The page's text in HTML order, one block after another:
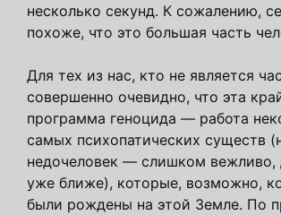
несколько секунд. К сожалению,
похоже, что это большая часть
Для тех из нас, кто не является
совершенно очевидно, что эта
программа геноцида — работа
самых психопатических существ
недочеловек — слишком
уже ближе), которые, возможно,
были рождены на этой Земле. По